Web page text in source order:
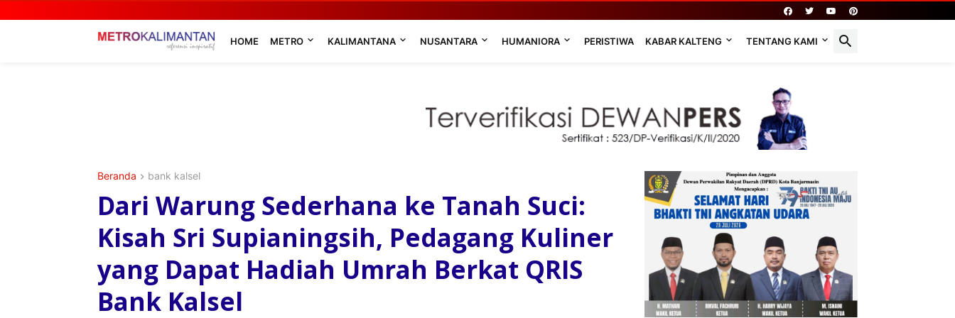
HOME METRO KALIMANTANA NUSANTARA HUMANIORA PERISTIWA KABAR KALTENG TENTANG KAMI
Beranda bank kalsel
Dari Warung Sederhana ke Tanah Suci:
Kisah Sri Supianingsih, Pedagang Kuliner
yang Dapat Hadiah Umrah Berkat QRIS
Bank Kalsel